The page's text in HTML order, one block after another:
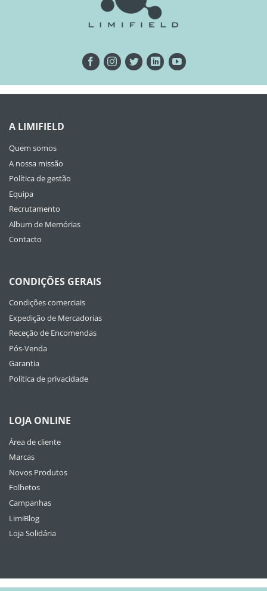
A LIMIFIELD
Quem somos
A nossa missão
Política de gestão
Equipa
Recrutamento
Album de Memórias
Contacto
CONDIÇÕES GERAIS
Condições comerciais
Expedição de Mercadorias
Receção de Encomendas
Pós-Venda
Garantia
Política de privacidade
LOJA ONLINE
Área de cliente
Marcas
Novos Produtos
Folhetos
Campanhas
LimiBlog
Loja Solidária